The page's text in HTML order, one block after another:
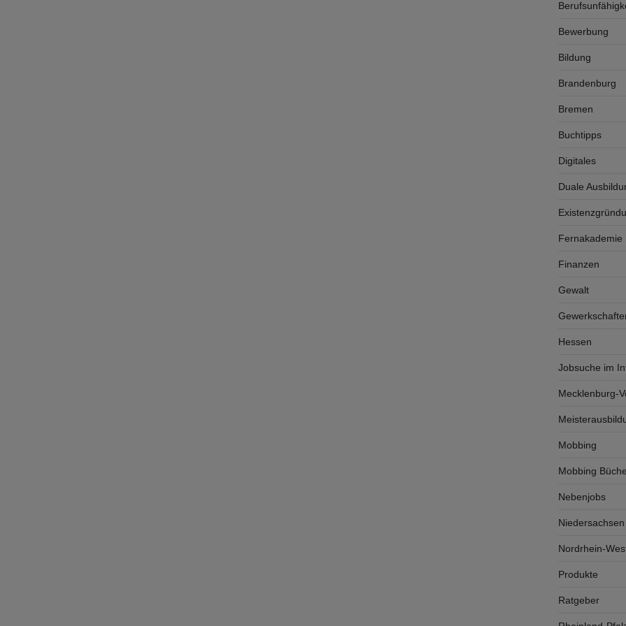
Bewerbung
Bildung
Brandenburg
Bremen
Buchtipps
Digitales
Duale
Fernakademie
Finanzen
Gewalt
Hessen
Jobsuche im
Mecklenburg-
Mobbing
Mobbing
Nebenjobs
Niedersachsen
Nordrhein-
Produkte
Ratgeber